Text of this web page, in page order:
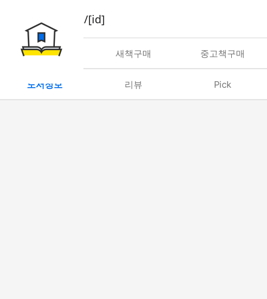
book/rent/[id]
대여 새책구매 중고책구매
도서정보 리뷰 Pick